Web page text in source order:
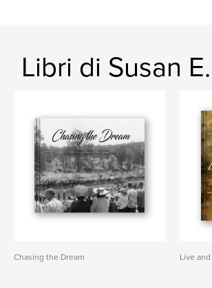
Libri di Susan
Chasing the Dream Live